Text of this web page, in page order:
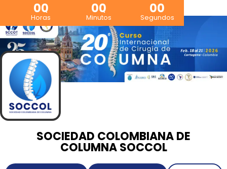
00
Horas
00
Minutos
00
Segundos
SOCIEDAD COLOMBIANA DE
COLUMNA SOCCOL